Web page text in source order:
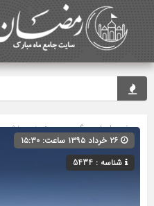
صفحه اصلی» گروه » دسته‌بندی نشده
شناسه : 5434